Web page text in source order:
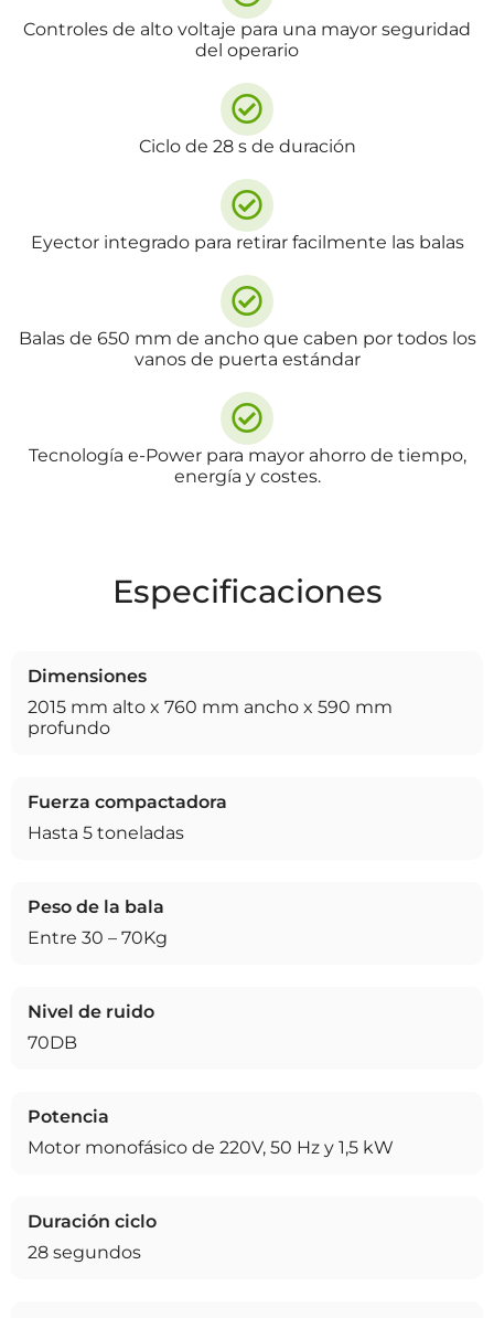
Controles de alto voltaje para una mayor seguridad
del operario
Ciclo de 28 s de duración
Eyector integrado para retirar facilmente las balas
Balas de 650 mm de ancho que caben por todos los
vanos de puerta estándar
Tecnología e-Power para mayor ahorro de tiempo,
energía y costes.
Especificaciones
Dimensiones
2015 mm alto x 760 mm ancho x 590 mm
profundo
Fuerza compactadora
Hasta 5 toneladas
Peso de la bala
Entre 30 – 70Kg
Nivel de ruido
70DB
Potencia
Motor monofásico de 220V, 50 Hz y 1,5 kW
Duración ciclo
28 segundos